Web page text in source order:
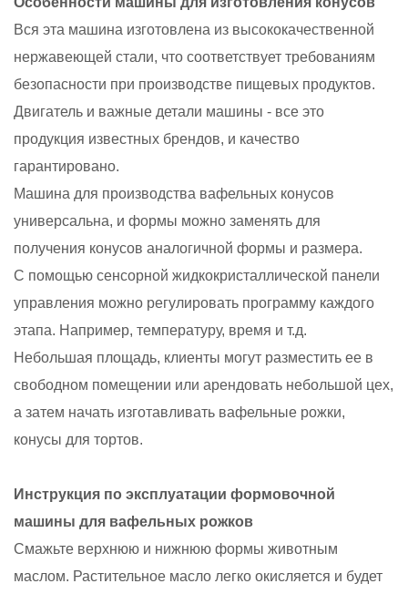
Вся эта машина изготовлена из высококачественной
нержавеющей стали, что соответствует требованиям
безопасности при производстве пищевых продуктов.
Двигатель и важные детали машины - все это
продукция известных брендов, и качество
гарантировано.
Машина для производства вафельных конусов
универсальна, и формы можно заменять для
получения конусов аналогичной формы и размера.
С помощью сенсорной жидкокристаллической панели
управления можно регулировать программу каждого
этапа. Например, температуру, время и т.д.
Небольшая площадь, клиенты могут разместить ее в
свободном помещении или арендовать небольшой цех,
а затем начать изготавливать вафельные рожки,
конусы для тортов.
Инструкция по эксплуатации формовочной
машины для вафельных рожков
Смажьте верхнюю и нижнюю формы животным
маслом. Растительное масло легко окисляется и будет